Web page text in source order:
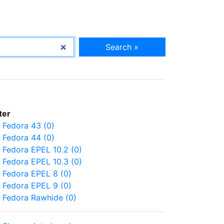
Search »
Fedora 43 (0)
Fedora 44 (0)
Fedora EPEL 10.2 (0)
Fedora EPEL 10.3 (0)
Fedora EPEL 8 (0)
Fedora EPEL 9 (0)
Fedora Rawhide (0)